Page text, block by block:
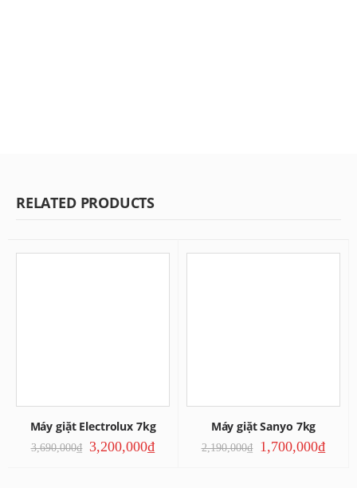
RELATED PRODUCTS
Máy giặt Electrolux 7kg
3,690,000₫ 3,200,000₫
Máy giặt Sanyo 7kg
2,190,000₫ 1,700,000₫